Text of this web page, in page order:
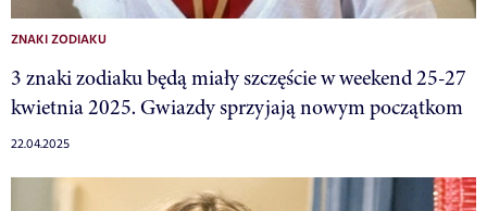
ZNAKI ZODIAKU
3 znaki zodiaku będą miały szczęście w weekend 25-27
kwietnia 2025. Gwiazdy sprzyjają nowym początkom
22.04.2025